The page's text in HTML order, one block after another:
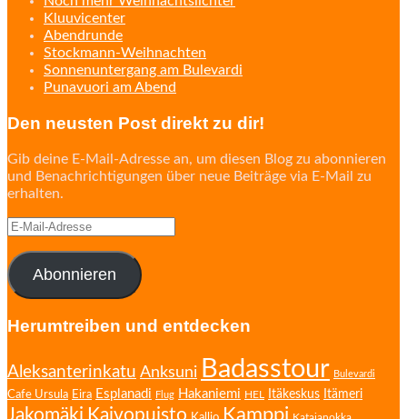
Kluuvicenter
Abendrunde
Stockmann-Weihnachten
Sonnenuntergang am Bulevardi
Punavuori am Abend
Den neusten Post direkt zu dir!
Gib deine E-Mail-Adresse an, um diesen Blog zu abonnieren
und Benachrichtigungen über neue Beiträge via E-Mail zu
erhalten.
E-
Adresse
Abonnieren
Herumtreiben und entdecken
Aleksanterinkatu Anksuni Badasstour Bulevardi
Cafe Ursula Eira Esplanadi Flug Hakaniemi HEL Itäkeskus Itämeri
Kamppi